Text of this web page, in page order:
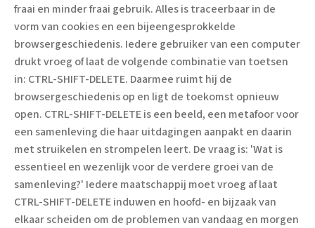
fraai en minder fraai gebruik. Alles is traceerbaar in de
vorm van cookies en een bijeengesprokkelde
browsergeschiedenis. Iedere gebruiker van een computer
drukt vroeg of laat de volgende combinatie van toetsen
in: CTRL-SHIFT-DELETE. Daarmee ruimt hij de
browsergeschiedenis op en ligt de toekomst opnieuw
open. CTRL-SHIFT-DELETE is een beeld, een metafoor voor
een samenleving die haar uitdagingen aanpakt en daarin
met struikelen en strompelen leert. De vraag is: 'Wat is
essentieel en wezenlijk voor de verdere groei van de
samenleving?' Iedere maatschappij moet vroeg af laat
CTRL-SHIFT-DELETE induwen en hoofd- en bijzaak van
elkaar scheiden om de problemen van vandaag en morgen